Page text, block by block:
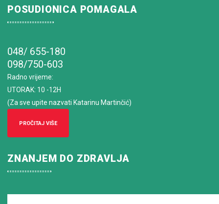
POSUDIONICA POMAGALA
048/ 655-180
098/750-603
Radno vrijeme:
UTORAK: 10 -12H
(Za sve upite nazvati Katarinu Martinčić)
PROČITAJ VIŠE
ZNANJEM DO ZDRAVLJA